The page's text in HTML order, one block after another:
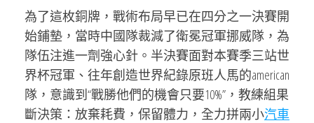
為了這枚銅牌，戰術布局早已在四分之一決賽開
始鋪墊，當時中國隊裁減了衛冕冠軍挪威隊，為
隊伍注進一劑強心針。半決賽面對本賽季三站世
界杯冠軍、往年創造世界紀錄原班人馬的american
隊，意識到“戰勝他們的機會只要10%”，教練組果
斷決策：放棄耗費，保留體力，全力拼兩小汽車